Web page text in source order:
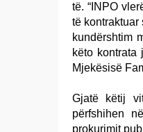
të. “INPO
të kontraktuar
kundërshtim
këto kontrata
Mjekësisë
Gjatë këtij
përfshihen
prokurimit